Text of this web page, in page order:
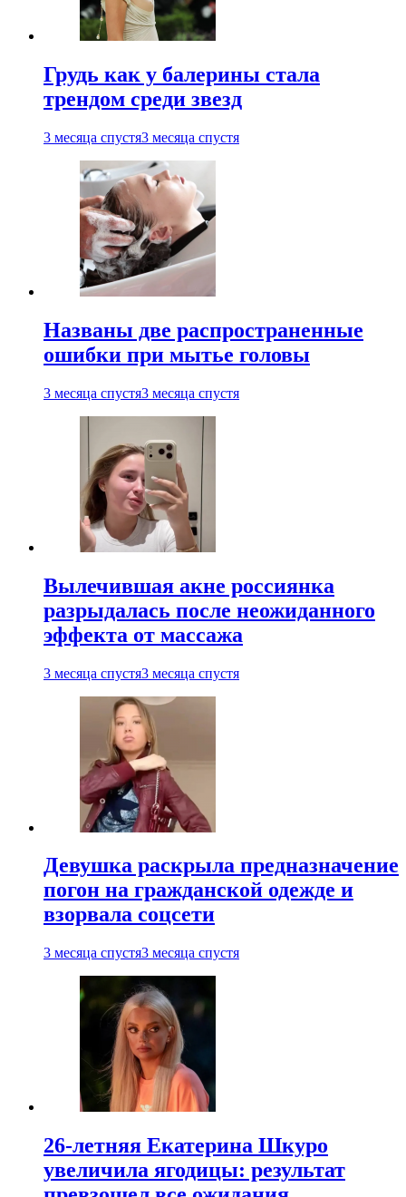
Грудь как у балерины стала
трендом среди звезд
3 месяца спустя3 месяца спустя
Названы две распространенные
ошибки при мытье головы
3 месяца спустя3 месяца спустя
Вылечившая акне россиянка
разрыдалась после неожиданного
эффекта от массажа
3 месяца спустя3 месяца спустя
Девушка раскрыла предназначение
погон на гражданской одежде и
взорвала соцсети
3 месяца спустя3 месяца спустя
26-летняя Екатерина Шкуро
увеличила ягодицы: результат